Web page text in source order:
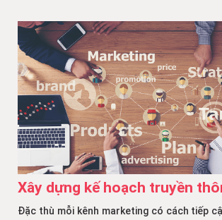
Xây dựng kế hoạch truyền
Đặc thù mỗi kênh marketing có cách tiếp